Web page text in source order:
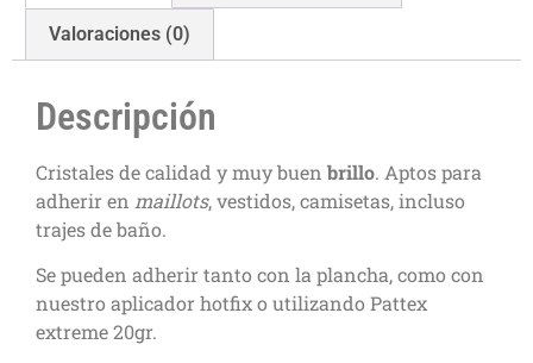
Valoraciones (0)
Descripción
Cristales de calidad y muy buen brillo. Aptos para
adherir en maillots, vestidos, camisetas, incluso
trajes de baño.
Se pueden adherir tanto con la plancha, como con
nuestro aplicador hotfix o utilizando Pattex
extreme 20gr.